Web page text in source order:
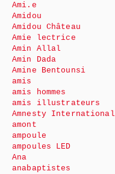
Ami.e
Amidou
Amidou Château
Amie lectrice
Amin Allal
Amin Dada
Amine Bentounsi
amis
amis hommes
amis illustrateurs
Amnesty International
amont
ampoule
ampoules LED
Ana
anabaptistes